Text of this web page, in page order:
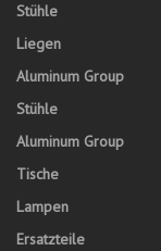
Stühle
Liegen
Aluminum Group
Stühle
Aluminum Group
Tische
Lampen
Ersatzteile